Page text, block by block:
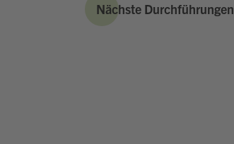
Nächste Durchführungen